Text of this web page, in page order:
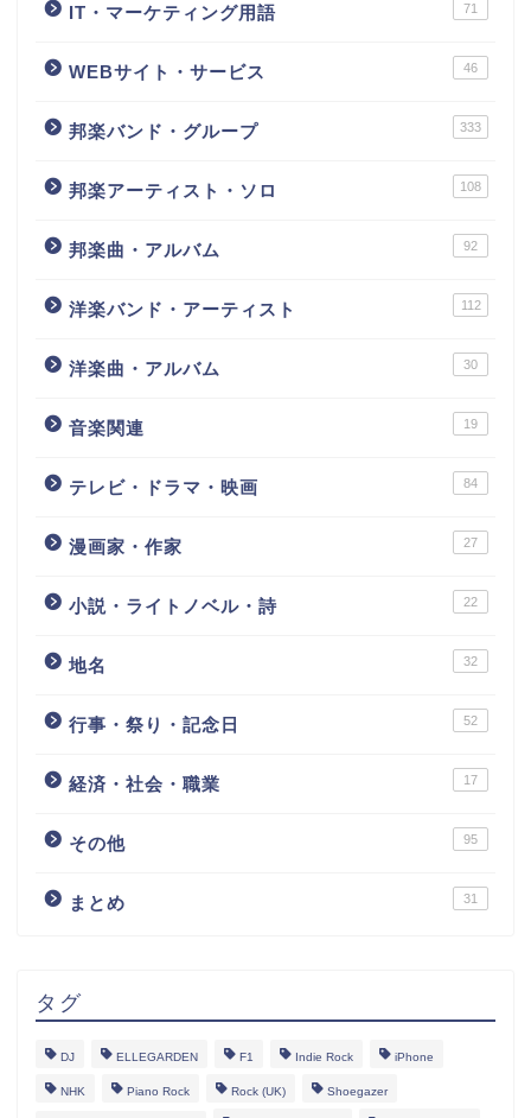
IT・マーケティング用語 71
WEBサイト・サービス 46
邦楽バンド・グループ 333
邦楽アーティスト・ソロ 108
邦楽曲・アルバム 92
洋楽バンド・アーティスト 112
洋楽曲・アルバム 30
音楽関連 19
テレビ・ドラマ・映画 84
漫画家・作家 27
小説・ライトノベル・詩 22
地名 32
行事・祭り・記念日 52
経済・社会・職業 17
その他 95
まとめ 31
タグ
DJ ELLEGARDEN F1 Indie Rock iPhone
NHK Piano Rock Rock (UK) Shoegazer